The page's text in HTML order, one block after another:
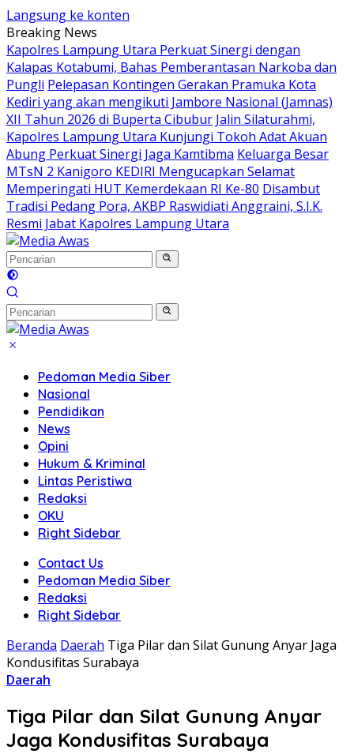
Langsung ke konten
Breaking News
Kapolres Lampung Utara Perkuat Sinergi dengan
Kalapas Kotabumi, Bahas Pemberantasan Narkoba dan
Pungli Pelepasan Kontingen Gerakan Pramuka Kota
Kediri yang akan mengikuti Jambore Nasional (Jamnas)
XII Tahun 2026 di Buperta Cibubur Jalin Silaturahmi,
Kapolres Lampung Utara Kunjungi Tokoh Adat Akuan
Abung Perkuat Sinergi Jaga Kamtibma Keluarga Besar
MTsN 2 Kanigoro KEDIRI Mengucapkan Selamat
Memperingati HUT Kemerdekaan RI Ke-80 Disambut
Tradisi Pedang Pora, AKBP Raswidiati Anggraini, S.I.K.
Resmi Jabat Kapolres Lampung Utara
Pedoman Media Siber
Nasional
Pendidikan
News
Opini
Hukum & Kriminal
Lintas Peristiwa
Redaksi
OKU
Right Sidebar
Contact Us
Pedoman Media Siber
Redaksi
Right Sidebar
Beranda Daerah Tiga Pilar dan Silat Gunung Anyar Jaga
Kondusifitas Surabaya
Daerah
Tiga Pilar dan Silat Gunung Anyar
Jaga Kondusifitas Surabaya